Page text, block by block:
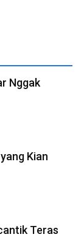
Nggak
Kian
Teras